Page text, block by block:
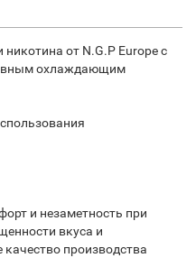
от N.G.P Europe с
охлаждающим
и незаметность при
вкуса и
производства